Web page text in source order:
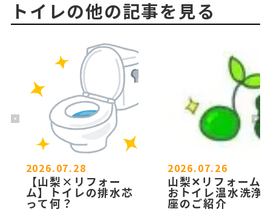
トイレの他の記事を見る
2026.07.28
【山梨×リフォー
ム】トイレの排水芯
って何？
2026.07.26
山梨✕リフォーム
おトイレ温水洗浄
座のご紹介